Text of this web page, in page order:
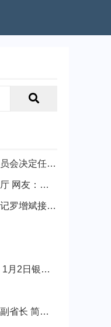
甘肃省人民代表大会常务委员会决定任免名单
大雪后东北小孩挖出三室一厅 网友：南方的娃很羡慕
海南省委常委、海口市委书记罗增斌接受中央纪委国家监委纪律审查和监察调查
2025年宁夏地震最新消息：1月2日银川发生4.8级地震
黄彦蓉和陈文华辞任四川省副省长 简历资料照片